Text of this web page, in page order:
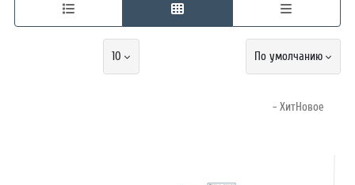
10 По умолчанию
- ХитНовое